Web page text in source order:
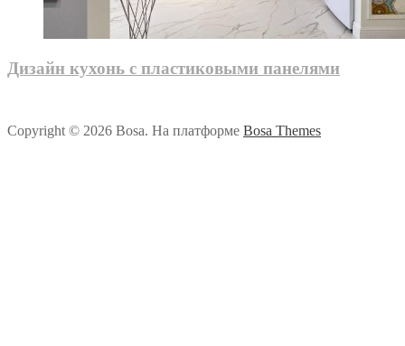
Дизайн кухонь с пластиковыми панелями
Copyright © 2026 Bosa. На платформе Bosa Themes